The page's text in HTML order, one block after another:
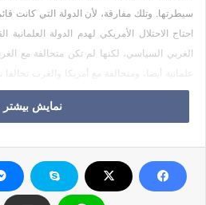
سيطرتها. وتلك مفارقة، لأن الدولة التي كانت
احتاج الاحتلال الأمريكي لهدم الدولة العلمانية
الغربي السياسي، لكنها لم تكن متحالفة مع
علمانية أيضا، ومتحالفة مع أمريكا والغرب تحالفا
دولة بأي معنى من المعاني، بل بنى حالة فوضى،
تحديد نهاية لها، أو تحديد نتائج نهاية حالة الفوضى.
ولكن كل مشاريع التغيير والإصلاح، والتي
نمایش بیشتر